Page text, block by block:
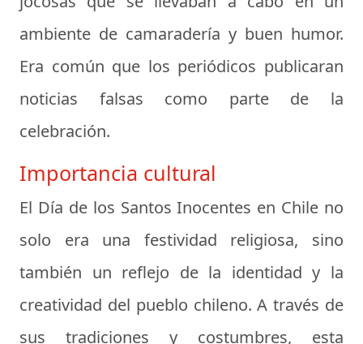
ambiente de camaradería y buen humor.
Era común que los periódicos publicaran
noticias falsas como parte de la
celebración.
Importancia cultural
El Día de los Santos Inocentes en Chile no
solo era una festividad religiosa, sino
también un reflejo de la identidad y la
creatividad del pueblo chileno. A través de
sus tradiciones y costumbres, esta